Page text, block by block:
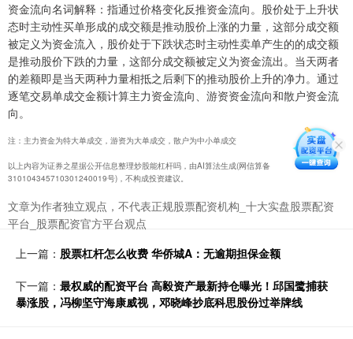
资金流向名词解释：指通过价格变化反推资金流向。股价处于上升状
态时主动性买单形成的成交额是推动股价上涨的力量，这部分成交额
被定义为资金流入，股价处于下跌状态时主动性卖单产生的的成交额
是推动股价下跌的力量，这部分成交额被定义为资金流出。当天两者
的差额即是当天两种力量相抵之后剩下的推动股价上升的净力。通过
逐笔交易单成交金额计算主力资金流向、游资资金流向和散户资金流
向。
注：主力资金为特大单成交，游资为大单成交，散户为中小单成交
以上内容为证券之星据公开信息整理炒股能杠杆吗，由AI算法生成(网信算备
310104345710301240019号)，不构成投资建议。
文章为作者独立观点，不代表正规股票配资机构_十大实盘股票配资
平台_股票配资官方平台观点
上一篇： 股票杠杆怎么收费 华侨城A：无逾期担保金额
下一篇： 最权威的配资平台 高毅资产最新持仓曝光！邱国鹭捕获
暴涨股，冯柳坚守海康威视，邓晓峰抄底科思股份过举牌线